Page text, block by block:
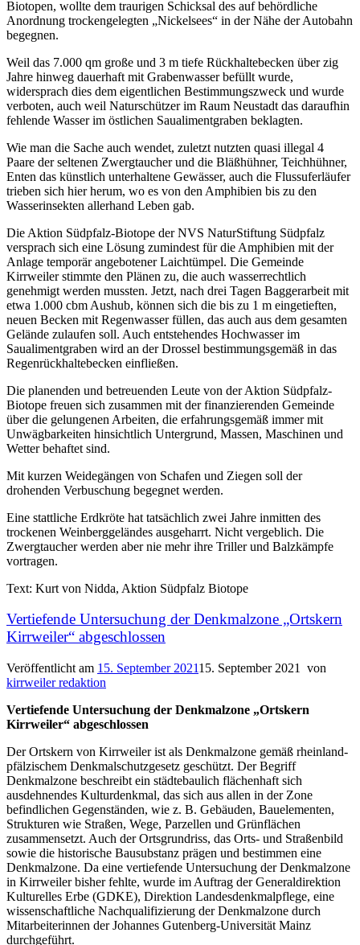
Biotopen, wollte dem traurigen Schicksal des auf behördliche
Anordnung trockengelegten „Nickelsees“ in der Nähe der Autobahn
begegnen.
Weil das 7.000 qm große und 3 m tiefe Rückhaltebecken über zig
Jahre hinweg dauerhaft mit Grabenwasser befüllt wurde,
widersprach dies dem eigentlichen Bestimmungszweck und wurde
verboten, auch weil Naturschützer im Raum Neustadt das daraufhin
fehlende Wasser im östlichen Saualimentgraben beklagten.
Wie man die Sache auch wendet, zuletzt nutzten quasi illegal 4
Paare der seltenen Zwergtaucher und die Bläßhühner, Teichhühner,
Enten das künstlich unterhaltene Gewässer, auch die Flussuferläufer
trieben sich hier herum, wo es von den Amphibien bis zu den
Wasserinsekten allerhand Leben gab.
Die Aktion Südpfalz-Biotope der NVS NaturStiftung Südpfalz
versprach sich eine Lösung zumindest für die Amphibien mit der
Anlage temporär angebotener Laichtümpel. Die Gemeinde
Kirrweiler stimmte den Plänen zu, die auch wasserrechtlich
genehmigt werden mussten. Jetzt, nach drei Tagen Baggerarbeit mit
etwa 1.000 cbm Aushub, können sich die bis zu 1 m eingetieften,
neuen Becken mit Regenwasser füllen, das auch aus dem gesamten
Gelände zulaufen soll. Auch entstehendes Hochwasser im
Saualimentgraben wird an der Drossel bestimmungsgemäß in das
Regenrückhaltebecken einfließen.
Die planenden und betreuenden Leute von der Aktion Südpfalz-
Biotope freuen sich zusammen mit der finanzierenden Gemeinde
über die gelungenen Arbeiten, die erfahrungsgemäß immer mit
Unwägbarkeiten hinsichtlich Untergrund, Massen, Maschinen und
Wetter behaftet sind.
Mit kurzen Weidegängen von Schafen und Ziegen soll der
drohenden Verbuschung begegnet werden.
Eine stattliche Erdkröte hat tatsächlich zwei Jahre inmitten des
trockenen Weinberggeländes ausgeharrt. Nicht vergeblich. Die
Zwergtaucher werden aber nie mehr ihre Triller und Balzkämpfe
vortragen.
Text: Kurt von Nidda, Aktion Südpfalz Biotope
Vertiefende Untersuchung der Denkmalzone „Ortskern
Kirrweiler“ abgeschlossen
Veröffentlicht am 15. September 202115. September 2021
von
kirrweiler redaktion
Vertiefende Untersuchung der Denkmalzone „Ortskern
Kirrweiler“ abgeschlossen
Der Ortskern von Kirrweiler ist als Denkmalzone gemäß rheinland-
pfälzischem Denkmalschutzgesetz geschützt. Der Begriff
Denkmalzone beschreibt ein städtebaulich flächenhaft sich
ausdehnendes Kulturdenkmal, das sich aus allen in der Zone
befindlichen Gegenständen, wie z. B. Gebäuden, Bauelementen,
Strukturen wie Straßen, Wege, Parzellen und Grünflächen
zusammensetzt. Auch der Ortsgrundriss, das Orts- und Straßenbild
sowie die historische Bausubstanz prägen und bestimmen eine
Denkmalzone. Da eine vertiefende Untersuchung der Denkmalzone
in Kirrweiler bisher fehlte, wurde im Auftrag der Generaldirektion
Kulturelles Erbe (GDKE), Direktion Landesdenkmalpflege, eine
wissenschaftliche Nachqualifizierung der Denkmalzone durch
Mitarbeiterinnen der Johannes Gutenberg-Universität Mainz
durchgeführt.